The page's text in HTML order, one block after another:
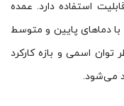
استفاده دارد. عمده
با دماهای پایین و متوسط
اسمی و بازه کارکرد